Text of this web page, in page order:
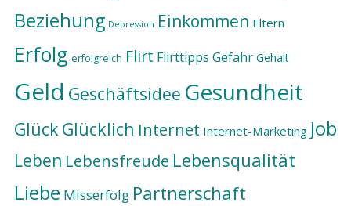
Beziehung Depression Einkommen Eltern
Erfolg erfolgreich Flirt Flirttipps Gefahr Gehalt
Geld Geschäftsidee Gesundheit
Glück Glücklich Internet Internet-Marketing Job
Leben Lebensfreude Lebensqualität
Liebe Misserfolg Partnerschaft